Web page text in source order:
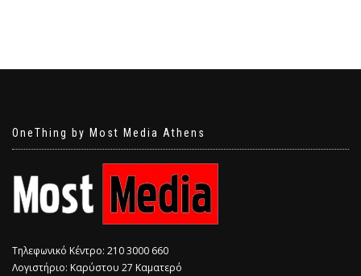
OneThing by Most Media Athens
Τηλεφωνικό Κέντρο: 210 3000 660
Λογιστήριο: Καρύστου 27 Καματερό